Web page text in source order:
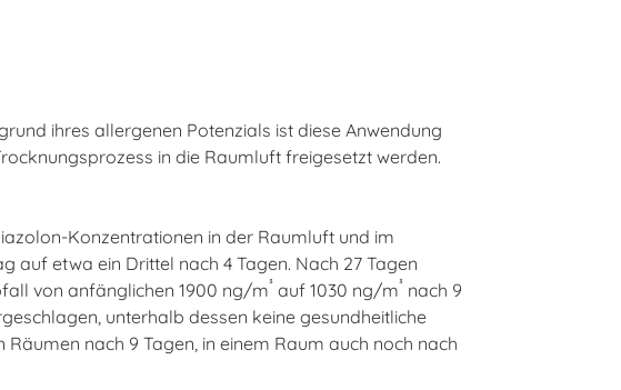
ihres allergenen Potenzials ist diese Anwendung
in die Raumluft freigesetzt werden.
Konzentrationen in der Raumluft und im
auf etwa ein Drittel nach 4 Tagen. Nach 27 Tagen
von anfänglichen 1900 ng/m³ auf 1030 ng/m³ nach 9
unterhalb dessen keine gesundheitliche
nach 9 Tagen, in einem Raum auch noch nach